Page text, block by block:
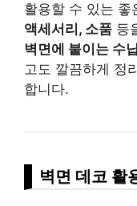
활용할 수 있는 좋
액세서리, 소품 등
벽면에 붙이는 수
고도 깔끔하게 정
합니다.
벽면 데코 활